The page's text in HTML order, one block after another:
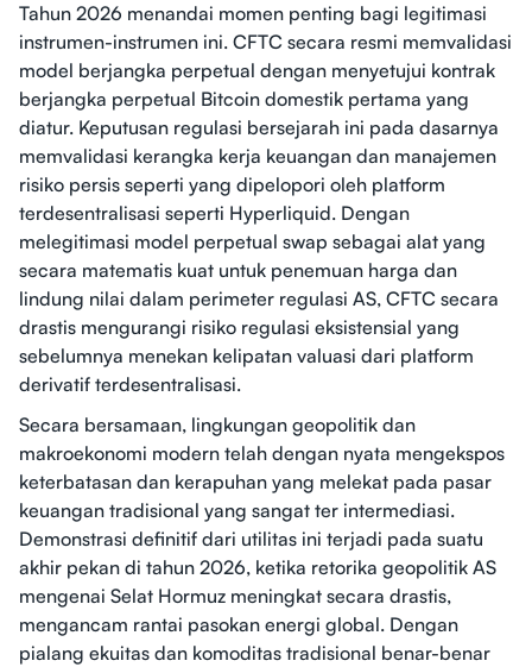
Tahun 2026 menandai momen penting bagi legitimasi
instrumen-instrumen ini. CFTC secara resmi memvalidasi
model berjangka perpetual dengan menyetujui kontrak
berjangka perpetual Bitcoin domestik pertama yang
diatur. Keputusan regulasi bersejarah ini pada dasarnya
memvalidasi kerangka kerja keuangan dan manajemen
risiko persis seperti yang dipelopori oleh platform
terdesentralisasi seperti Hyperliquid. Dengan
melegitimasi model perpetual swap sebagai alat yang
secara matematis kuat untuk penemuan harga dan
lindung nilai dalam perimeter regulasi AS, CFTC secara
drastis mengurangi risiko regulasi eksistensial yang
sebelumnya menekan kelipatan valuasi dari platform
derivatif terdesentralisasi.
Secara bersamaan, lingkungan geopolitik dan
makroekonomi modern telah dengan nyata mengekspos
keterbatasan dan kerapuhan yang melekat pada pasar
keuangan tradisional yang sangat ter intermediasi.
Demonstrasi definitif dari utilitas ini terjadi pada suatu
akhir pekan di tahun 2026, ketika retorika geopolitik AS
mengenai Selat Hormuz meningkat secara drastis,
mengancam rantai pasokan energi global. Dengan
pialang ekuitas dan komoditas tradisional benar-benar